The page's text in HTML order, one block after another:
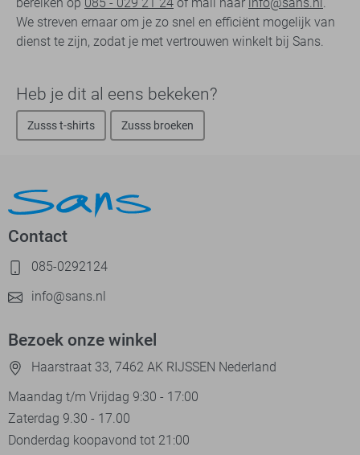
We streven ernaar om je zo snel en efficiënt mogelijk van
dienst te zijn, zodat je met vertrouwen winkelt bij Sans.
Heb je dit al eens bekeken?
Zusss t-shirts Zusss broeken
Contact
085-0292124
info@sans.nl
Bezoek onze winkel
Haarstraat 33, 7462 AK RIJSSEN Nederland
Maandag t/m Vrijdag 9:30 - 17:00
Zaterdag 9.30 - 17.00
Donderdag koopavond tot 21:00